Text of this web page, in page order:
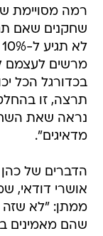
רמה מסויימת
שחקנים שאם
מרשים לעצמם
בכדורגל הכל
תרצה, זו
נראה שאת
מדאיגים".
הדברים של כהן
אושרי דודאי,
ממתן: "לא
שהם מאמינים